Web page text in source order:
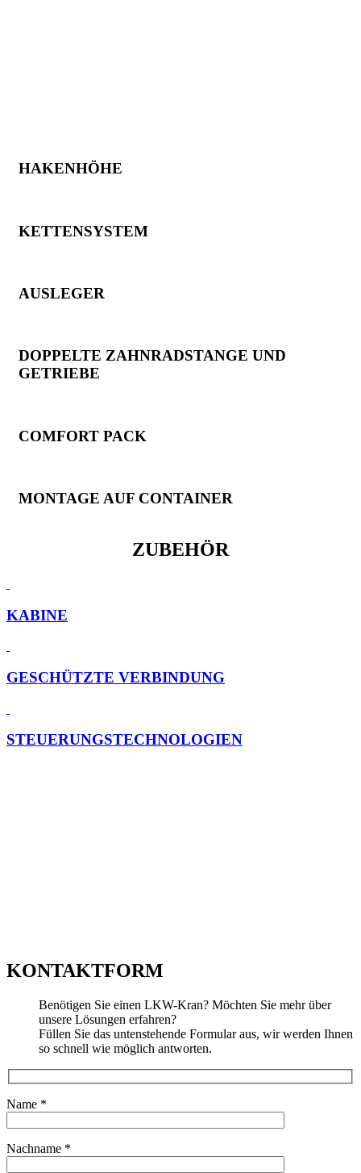
HAKENHÖHE
KETTENSYSTEM
AUSLEGER
DOPPELTE ZAHNRADSTANGE UND
GETRIEBE
COMFORT PACK
MONTAGE AUF CONTAINER
ZUBEHÖR
KABINE
GESCHÜTZTE VERBINDUNG
STEUERUNGSTECHNOLOGIEN
KONTAKTFORM
Benötigen Sie einen LKW-Kran? Möchten Sie mehr über
unsere Lösungen erfahren?
Füllen Sie das untenstehende Formular aus, wir werden Ihnen
so schnell wie möglich antworten.
Name *
Nachname *